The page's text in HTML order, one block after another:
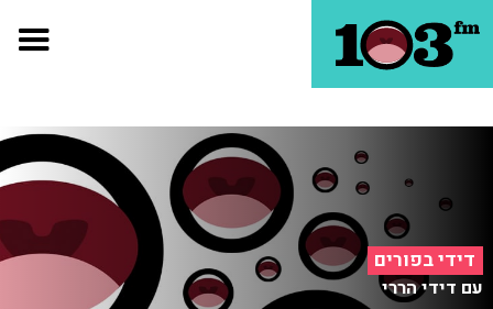
דידי בפורים
עם דידי הררי